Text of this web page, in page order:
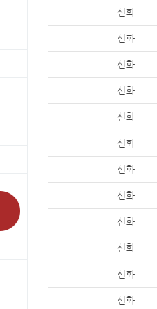
신화
신화
신화
신화
신화
신화
신화
신화
신화
신화
신화
신화